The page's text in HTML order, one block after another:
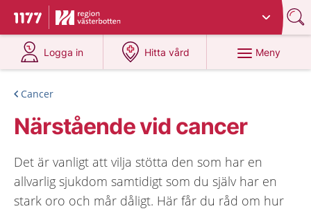
Till startsidan för 1177
Du har valt region
Logga in
på 1177.se
Hitta vård
på 1177.se
Meny
Cancer
Närstående vid cancer
Det är vanligt att vilja stötta den som har en
allvarlig sjukdom samtidigt som du själv har en
stark oro och mår dåligt. Här får du råd om hur